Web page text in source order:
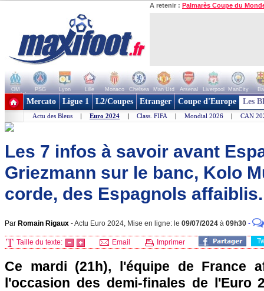
A retenir : Palmarès Coupe du
OM PSG Lyon Lille Monaco Chelsea Man Utd Arsenal Liverpool ManCity
+ de clubs
Mercato Ligue 1 L2/Coupes Etranger Coupe d'Europe Les
Actu des Bleus | Euro 2024 | Class. FIFA | Mondial 2026 | CAN
Les 7 infos à savoir avant
Griezmann sur le banc, Kolo
corde, des Espagnols
Par Romain Rigaux -Actu Euro 2024, Mise en ligne: le 09/07/2024 à 09h30 -
Taille du texte: Email Imprimer
Ce mardi (21h), l'équipe de France
l'occasion des demi-finales de l'Euro